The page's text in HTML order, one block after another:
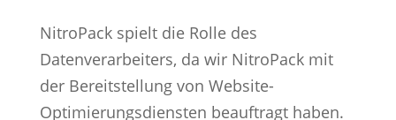
NitroPack spielt die Rolle des
Datenverarbeiters, da wir NitroPack mit
der Bereitstellung von Website-
Optimierungsdiensten beauftragt haben.